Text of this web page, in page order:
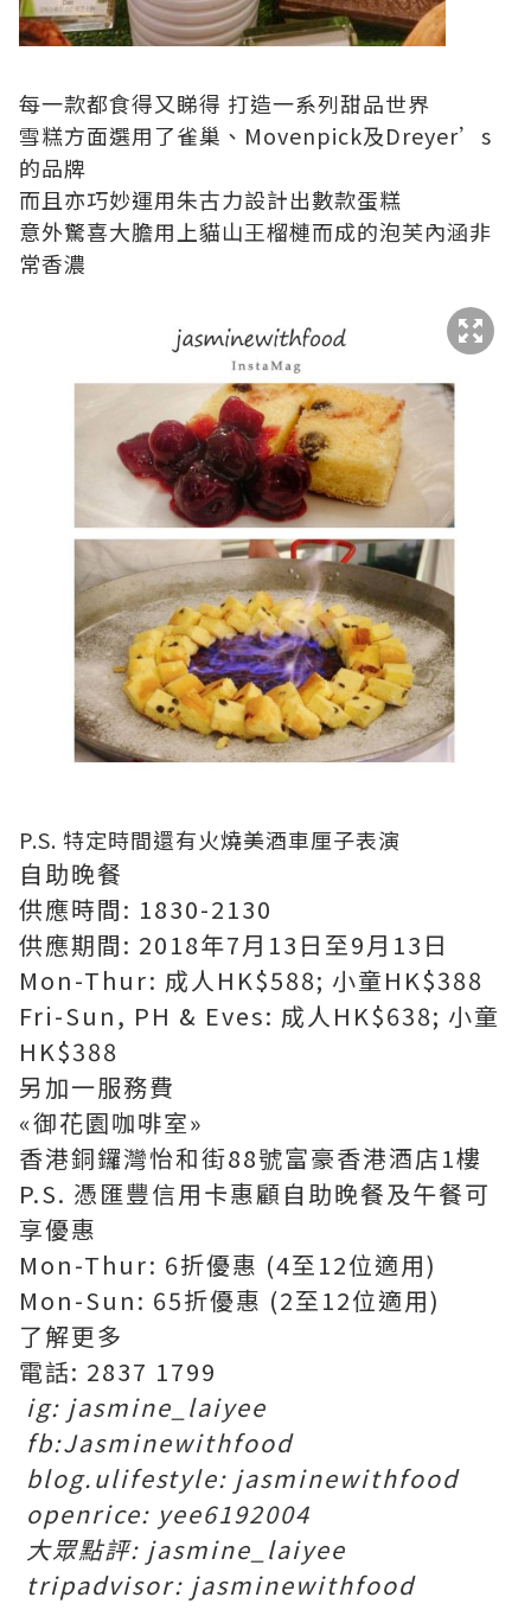
每一款都食得又睇得 打造一系列甜品世界
雪糕方面選用了雀巢、Movenpick及Dreyer’s
的品牌
而且亦巧妙運用朱古力設計出數款蛋糕
意外驚喜大膽用上貓山王榴槤而成的泡芙內涵非
常香濃
P.S. 特定時間還有火燒美酒車厘子表演
自助晚餐
供應時間: 1830-2130
供應期間: 2018年7月13日至9月13日
Mon-Thur: 成人HK$588; 小童HK$388
Fri-Sun, PH & Eves: 成人HK$638; 小童
HK$388
另加一服務費
«御花園咖啡室»
香港銅鑼灣怡和街88號富豪香港酒店1樓
P.S. 憑匯豐信用卡惠顧自助晚餐及午餐可
享優惠
Mon-Thur: 6折優惠 (4至12位適用)
Mon-Sun: 65折優惠 (2至12位適用)
了解更多
電話: 2837 1799
ig: jasmine_laiyee
fb:Jasminewithfood
blog.ulifestyle: jasminewithfood
openrice: yee6192004
大眾點評: jasmine_laiyee
tripadvisor: jasminewithfood